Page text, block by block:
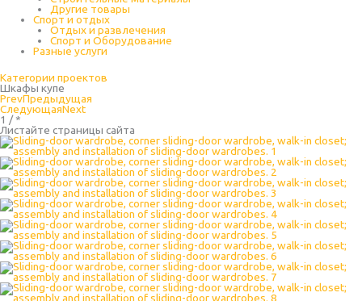
Другие товары
Спорт и отдых
Отдых и развлечения
Спорт и Оборудование
Разные услуги
Категории проектов
Шкафы купе
PrevПредыдущая
СледующаяNext
1 / *
Листайте страницы сайта